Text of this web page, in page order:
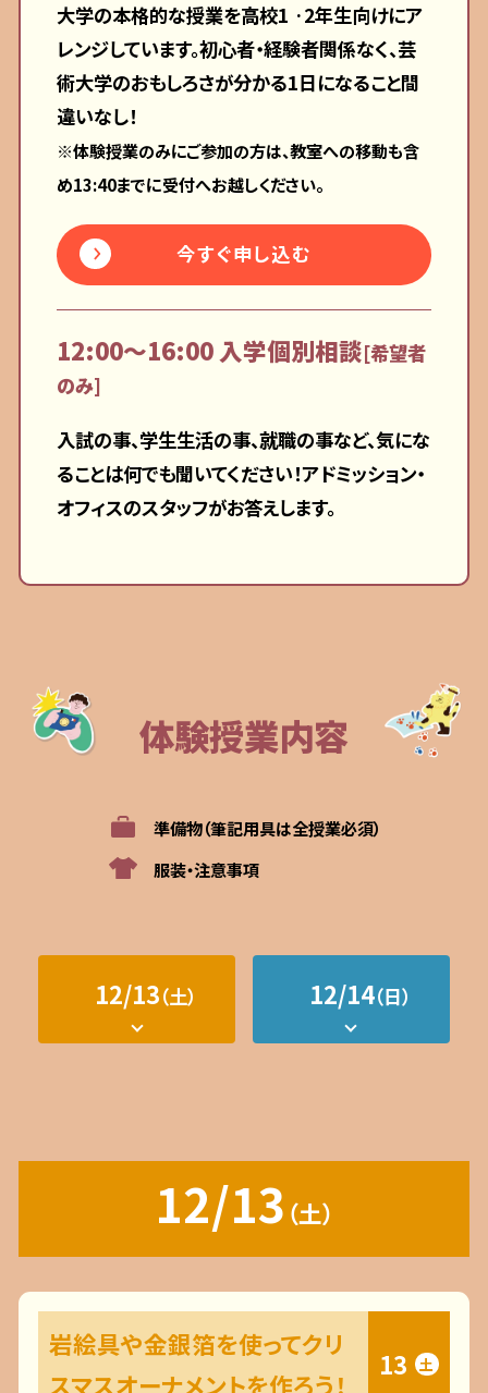
大学の本格的な授業を高校1 ·2年生向けにア
レンジしています。初心者・経験者関係なく、芸
術大学のおもしろさが分かる1日になること間
違いなし！
※体験授業のみにご参加の方は、教室への移動も含
め13:40までに受付へお越しください。
今すぐ申し込む
12:00〜16:00 入学個別相談[希望者
のみ]
入試の事、学生生活の事、就職の事など、気にな
ることは何でも聞いてください！アドミッション・
オフィスのスタッフがお答えします。
体験授業内容
準備物（筆記用具は全授業必須）
服装・注意事項
12/13（土） 12/14（日）
12/13 （土）
岩絵具や金銀箔を使ってクリ
スマスオーナメントを作ろう！
13 土